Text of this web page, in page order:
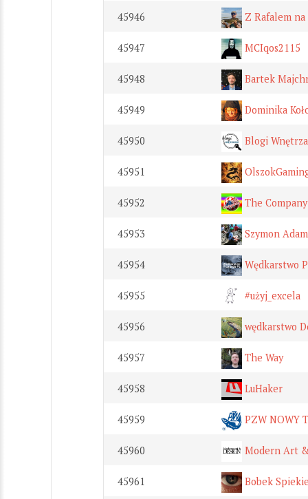
45946 Z Rafalem
45947 MCIqos2115
45948 Bartek
45949 Dominika
45950 Blogi
45951
45952 The Company
45953 Szymon
45954 Wędkarstwo
45955 #użyj_excela
45956 wędkarstwo
45957 The Way
45958 LuHaker
45959 PZW NOWY
45960 Modern Art
45961 Bobek